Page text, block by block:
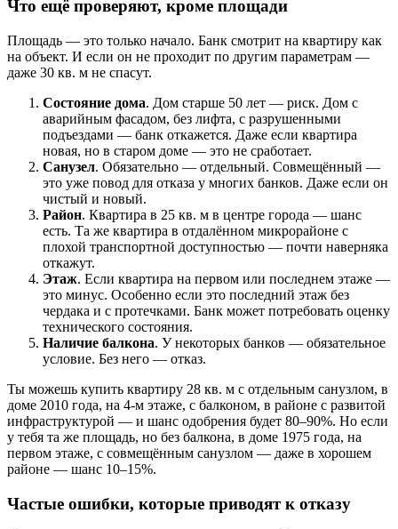
Что ещё проверяют, кроме площади
Площадь — это только начало. Банк смотрит на квартиру как
на объект. И если он не проходит по другим параметрам —
даже 30 кв. м не спасут.
Состояние дома. Дом старше 50 лет — риск. Дом с
аварийным фасадом, без лифта, с разрушенными
подъездами — банк откажется. Даже если квартира
новая, но в старом доме — это не сработает.
Санузел. Обязательно — отдельный. Совмещённый —
это уже повод для отказа у многих банков. Даже если он
чистый и новый.
Район. Квартира в 25 кв. м в центре города — шанс
есть. Та же квартира в отдалённом микрорайоне с
плохой транспортной доступностью — почти наверняка
откажут.
Этаж. Если квартира на первом или последнем этаже —
это минус. Особенно если это последний этаж без
чердака и с протечками. Банк может потребовать оценку
технического состояния.
Наличие балкона. У некоторых банков — обязательное
условие. Без него — отказ.
Ты можешь купить квартиру 28 кв. м с отдельным санузлом, в
доме 2010 года, на 4-м этаже, с балконом, в районе с развитой
инфраструктурой — и шанс одобрения будет 80–90%. Но если
у тебя та же площадь, но без балкона, в доме 1975 года, на
первом этаже, с совмещённым санузлом — даже в хорошем
районе — шанс 10–15%.
Частые ошибки, которые приводят к отказу